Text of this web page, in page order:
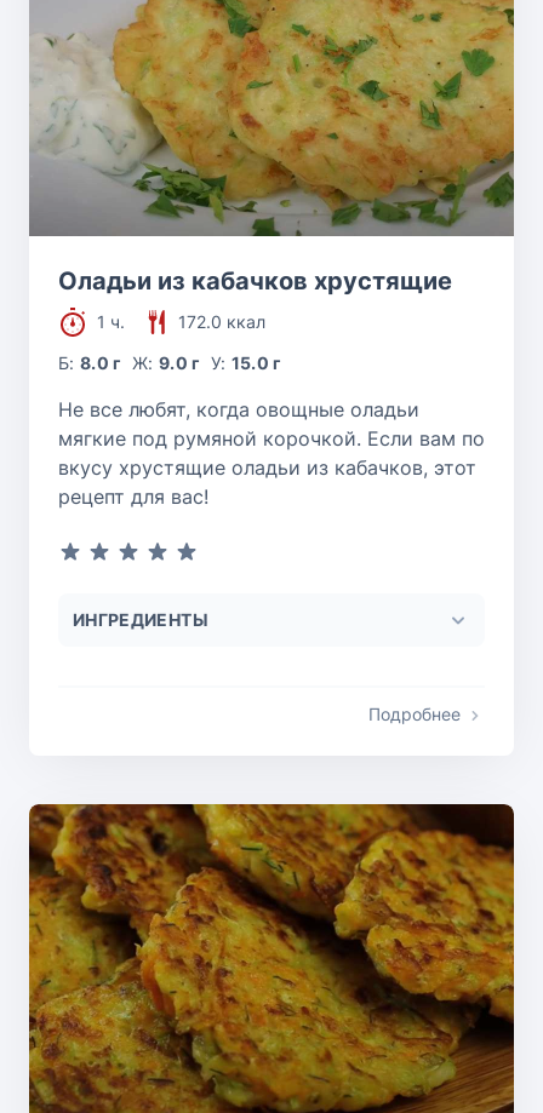
Оладьи из кабачков хрустящие
1 ч.
172.0 ккал
Б:8.0 г Ж: 9.0 г У: 15.0 г
Не все любят, когда овощные оладьи
мягкие под румяной корочкой. Если вам по
вкусу хрустящие оладьи из кабачков, этот
рецепт для вас!
ИНГРЕДИЕНТЫ
Подробнее